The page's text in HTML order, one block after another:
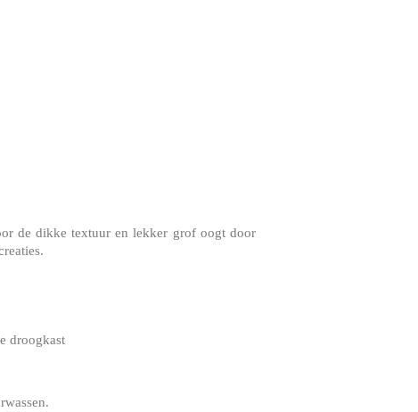
de dikke textuur en lekker grof oogt door
droogkast